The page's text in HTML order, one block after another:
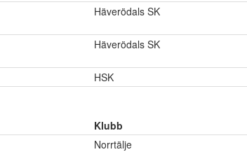
Häverödals SK
Häverödals SK
HSK
Klubb
Norrtälje